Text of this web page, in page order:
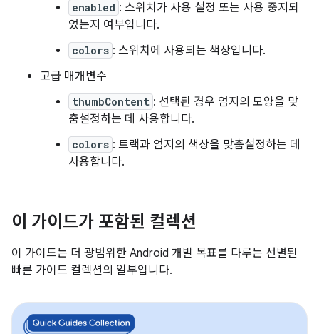
enabled : 스위치가 사용 설정 또는 사용 중지되
었는지 여부입니다.
colors : 스위치에 사용되는 색상입니다.
고급 매개변수
thumbContent : 선택된 경우 엄지의 모양을 맞
춤설정하는 데 사용합니다.
colors : 트랙과 엄지의 색상을 맞춤설정하는 데
사용합니다.
이 가이드가 포함된 컬렉션
이 가이드는 더 광범위한 Android 개발 목표를 다루는 선별된
빠른 가이드 컬렉션의 일부입니다.